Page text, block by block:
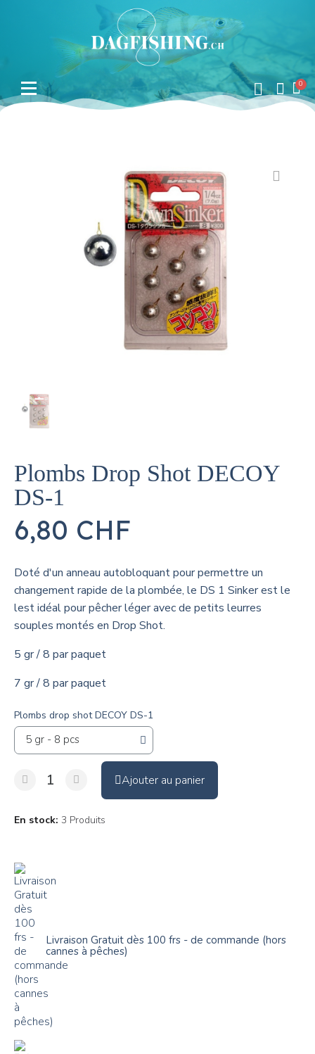
Plombs Drop Shot DECOY
DS-1
6,80 CHF
Doté d'un anneau autobloquant pour permettre un
changement rapide de la plombée, le DS 1 Sinker est le
lest idéal pour pêcher léger avec de petits leurres
souples montés en Drop Shot.
5 gr / 8 par paquet
7 gr / 8 par paquet
Plombs drop shot DECOY DS-1
Ajouter au panier
En stock 3 Produits
Livraison Gratuit dès 100 frs - de commande (hors
cannes à pêches)